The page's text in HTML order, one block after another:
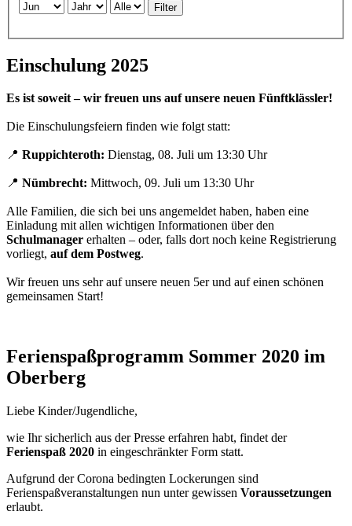
Filter
Einschulung 2025
Es ist soweit – wir freuen uns auf unsere neuen Fünftklässler!
Die Einschulungsfeiern finden wie folgt statt:
📍 Ruppichteroth: Dienstag, 08. Juli um 13:30 Uhr
📍 Nümbrecht: Mittwoch, 09. Juli um 13:30 Uhr
Alle Familien, die sich bei uns angemeldet haben, haben eine
Einladung mit allen wichtigen Informationen über den
Schulmanager erhalten – oder, falls dort noch keine Registrierung
vorliegt, auf dem Postweg.
Wir freuen uns sehr auf unsere neuen 5er und auf einen schönen
gemeinsamen Start!
Ferienspaßprogramm Sommer 2020 im
Oberberg
Liebe Kinder/Jugendliche,
wie Ihr sicherlich aus der Presse erfahren habt, findet der
Ferienspaß 2020 in eingeschränkter Form statt.
Aufgrund der Corona bedingten Lockerungen sind
Ferienspaßveranstaltungen nun unter gewissen Voraussetzungen
erlaubt.